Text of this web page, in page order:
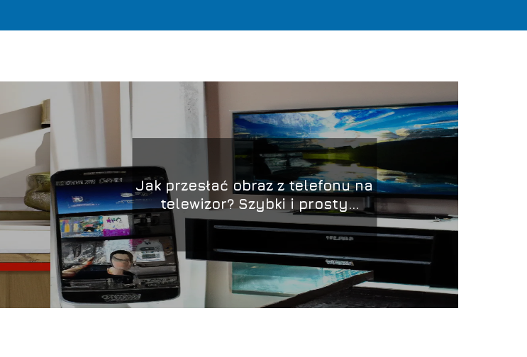
Jak przesłać obraz z telefonu na
telewizor? Szybki i prosty
przewodnik